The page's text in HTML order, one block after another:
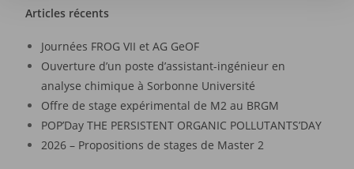
Articles récents
Journées FROG VII et AG GeOF
Ouverture d’un poste d’assistant-ingénieur en
analyse chimique à Sorbonne Université
Offre de stage expérimental de M2 au BRGM
POP’Day THE PERSISTENT ORGANIC POLLUTANTS’DAY
2026 – Propositions de stages de Master 2